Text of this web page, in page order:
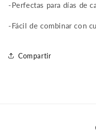
-Perfectas para días de
-Fácil de combinar con
Compartir